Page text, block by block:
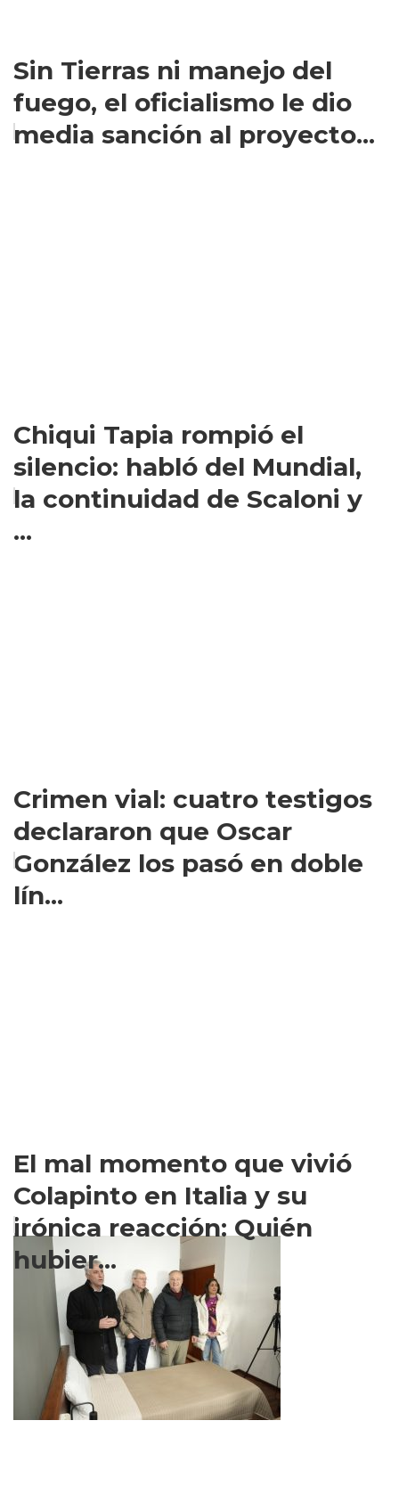
Sin Tierras ni manejo del
fuego, el oficialismo le dio
media sanción al proyecto...
Chiqui Tapia rompió el
silencio: habló del Mundial,
la continuidad de Scaloni y
...
Crimen vial: cuatro testigos
declararon que Oscar
González los pasó en doble
lín...
El mal momento que vivió
Colapinto en Italia y su
irónica reacción: Quién
hubier...